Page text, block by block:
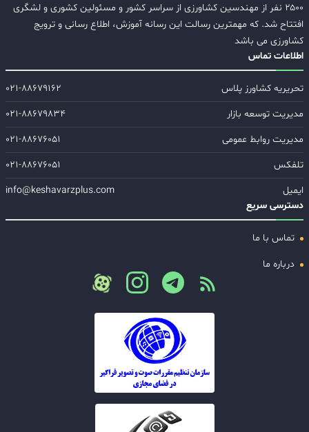
۲۵۰۰ نفر از مهندسین کشاورزی از سراسر کشور و مسئولین کشوری و لشگری
افتتاح شد. که مهمترین رسالت این رسانه آموزش، اطلاع رسانی و ترویج
کشاورزی می باشد
اطلاعات تماس
تحریریه کشاورز پلاس
۰۲۱-۸۸۶۷۹۱۶۲
مدیریت توسعه بازار
۰۲۱-۸۸۶۷۹۸۳۴
مدیریت روابط عمومی
۰۲۱-۸۸۶۷۶۰۵۱
تلفکس
۰۲۱-۸۸۶۷۶۰۵۱
ایمیل
info@keshavarzplus.com
دسترسی سریع
تماس با ما
درباره ما